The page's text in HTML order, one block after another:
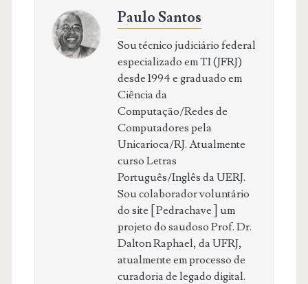
Paulo Santos
Sou técnico judiciário federal
especializado em TI (JFRJ)
desde 1994 e graduado em
Ciência da
Computação/Redes de
Computadores pela
Unicarioca/RJ. Atualmente
curso Letras
Português/Inglês da UERJ.
Sou colaborador voluntário
do site [ Pedrachave ] um
projeto do saudoso Prof. Dr.
Dalton Raphael, da UFRJ,
atualmente em processo de
curadoria de legado digital.